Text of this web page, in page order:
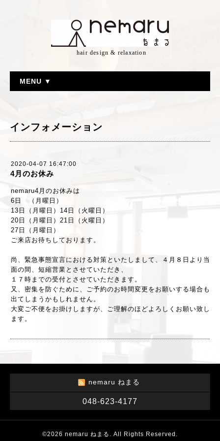
hair design & relaxation
MENU ▼
インフォメーション
2020-04-07 16:47:00
4月のお休み
nemaru4月のお休みは
6日 （月曜日）
13日（月曜日）14日（火曜日）
20日（月曜日）21日（火曜日）
27日（月曜日）
ご来店お待ちしております。
尚、緊急事態宣言における対策といたしまして、４月８日より当
面の間、短縮営業とさせていただき、
１７時までの受付とさせていただきます。
又、密集を防ぐために、ご予約のお時間変更をお願いする場合も
出てしまうかもしれません。
大変ご不便をお掛けしますが、ご理解のほどよろしくお願い致し
ます。
nemaru ねまる
048-623-4177
©2026 nemaru ねまる . All Rights Reserved.